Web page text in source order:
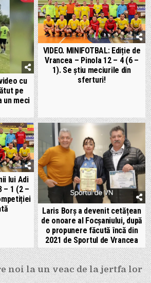
cu
pe
un meci
VIDEO. MINIFOTBAL: Ediție de
Vrancea – Pinola 12 – 4 (6 –
1). Se știu meciurile din
sferturi!
lui Adi
– 1 (2 –
Laris Borș a devenit cetățean
de onoare al Focșaniului, după
o propunere făcută încă din
2021 de Sportul de Vrancea
noi la un veac de la jertfa lor